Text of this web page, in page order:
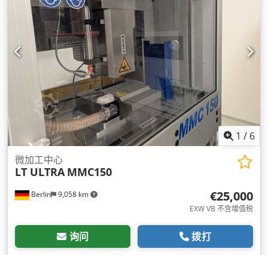
1 / 6
Berlin 9,058 km
微加工中心
LT ULTRA MMC150
€25,000
EXW VB 不含增值税
询问 拨打